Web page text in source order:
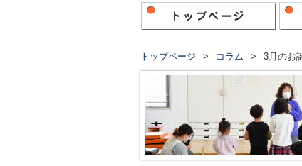
トップページ コラム 3月のお